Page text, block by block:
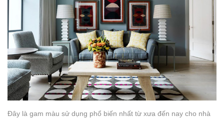
Đây là gam màu sử dụng phổ biến nhất từ xưa đến nay cho nhà